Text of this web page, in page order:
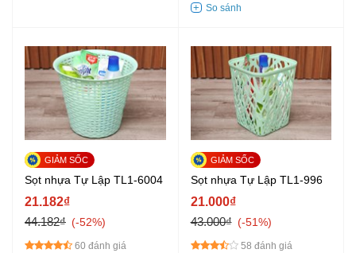
Sọt nhựa Tự Lập TL1-6004
21.182₫
44.182₫
-52%
60 đánh giá
Sọt nhựa Tự Lập TL1-996
21.000₫
43.000₫
-51%
58 đánh giá